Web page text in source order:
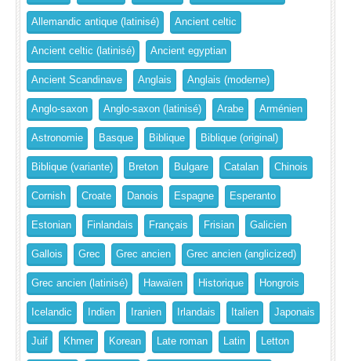
Allemandic antique (latinisé) Ancient celtic
Ancient celtic (latinisé) Ancient egyptian
Ancient Scandinave Anglais Anglais (moderne)
Anglo-saxon Anglo-saxon (latinisé) Arabe Arménien
Astronomie Basque Biblique Biblique (original)
Biblique (variante) Breton Bulgare Catalan Chinois
Cornish Croate Danois Espagne Esperanto
Estonian Finlandais Français Frisian Galicien
Gallois Grec Grec ancien Grec ancien (anglicized)
Grec ancien (latinisé) Hawaïen Historique Hongrois
Icelandic Indien Iranien Irlandais Italien Japonais
Juif Khmer Korean Late roman Latin Letton